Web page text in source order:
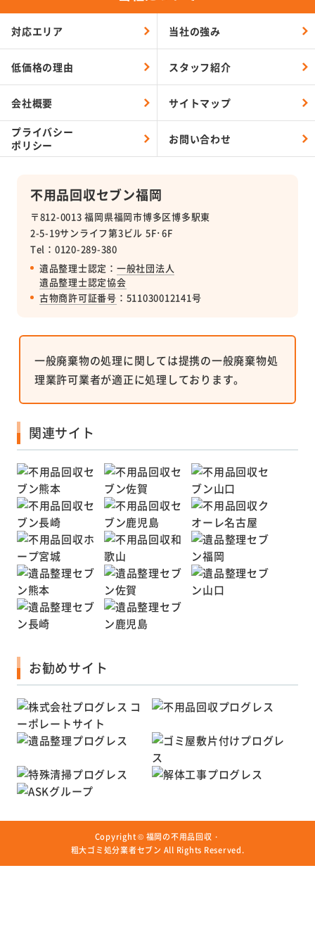
不用品回収セブン福岡
〒812-0013 福岡県福岡市博多区博多駅東
2-5-19サンライフ第3ビル 5F･6F
Tel：0120-289-380
遺品整理士認定： 一般社団法人
遺品整理士認定協会
古物商許可証番号 ：511030012141号
対応エリア 当社の強み
低価格の理由 スタッフ紹介
会社概要 サイトマップ
プライバシー
ポリシー
お問い合わせ
一般廃棄物の処理に関しては提携の一般廃棄物処
理業許可業者が適正に処理しております。
関連サイト
お勧めサイト
Copyright © 福岡の不用品回収・
粗大ゴミ処分業者セブン All Rights Reserved.